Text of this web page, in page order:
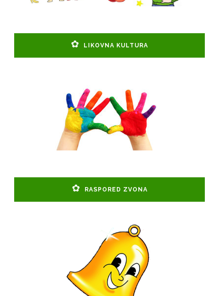
LIKOVNA KULTURA
RASPORED ZVONA